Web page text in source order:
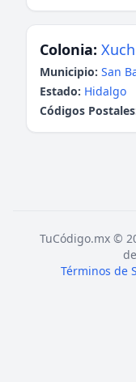
Colonia:
Municipio: San
Estado: Hidalgo
Códigos
TuCódigo.mx ©
Términos de